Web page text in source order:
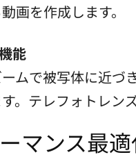
画を作成します。
能
ムで被写体に近づ
。テレフォトレン
マンス最